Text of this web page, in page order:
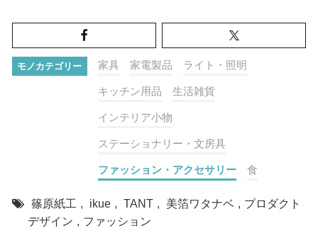
モノカテゴリー 家具 家電製品 ライト・照明
キッチン用品 生活雑貨
インテリア小物
ステーショナリー・文房具
ファッション・アクセサリー 食
篠原紙工 , ikue , TANT , 美箔ワタナベ , プロダクト
デザイン , ファッション